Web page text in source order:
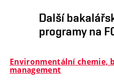
Další
programy na
Environmentální chemie,
management